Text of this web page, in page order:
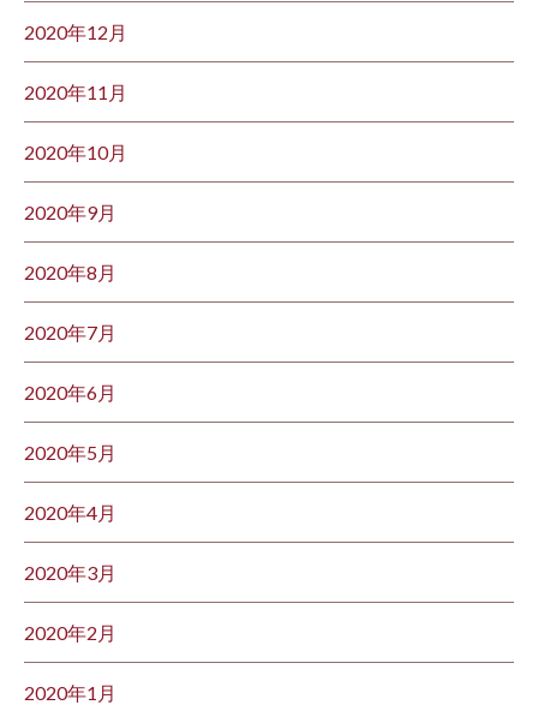
2020年12月
2020年11月
2020年10月
2020年9月
2020年8月
2020年7月
2020年6月
2020年5月
2020年4月
2020年3月
2020年2月
2020年1月